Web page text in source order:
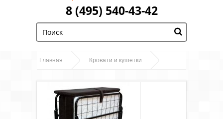
8 (495) 540-43-42
Главная Кровати и кушетки